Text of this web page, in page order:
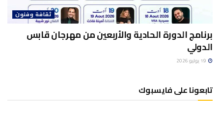
ثقافة وفنون
برنامج الدورة الحادية والأربعين من مهرجان قابس
الدولي
تابعونا على فايسبوك